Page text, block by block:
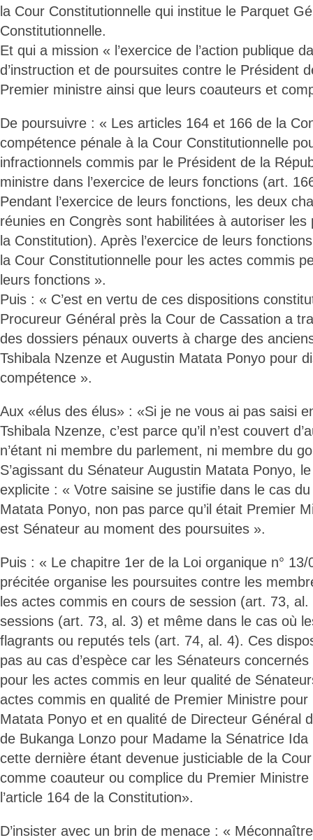
la Cour Constitutionnelle qui institue le Parquet
Constitutionnelle.
Et qui a mission « l’exercice de l’action publique
d’instruction et de poursuites contre le Président
Premier ministre ainsi que leurs coauteurs et
De poursuivre : « Les articles 164 et 166 de la
compétence pénale à la Cour Constitutionnelle
infractionnels commis par le Président de la
ministre dans l’exercice de leurs fonctions (art.
Pendant l’exercice de leurs fonctions, les deux
réunies en Congrès sont habilitées à autoriser
la Constitution). Après l’exercice de leurs
la Cour Constitutionnelle pour les actes commis
leurs fonctions ».
Puis : « C’est en vertu de ces dispositions
Procureur Général près la Cour de Cassation a
des dossiers pénaux ouverts à charge des
Tshibala Nzenze et Augustin Matata Ponyo pour
compétence ».
Aux «élus des élus» : «Si je ne vous ai pas saisi
Tshibala Nzenze, c’est parce qu’il n’est couvert
n’étant ni membre du parlement, ni membre du
S’agissant du Sénateur Augustin Matata Ponyo,
explicite : « Votre saisine se justifie dans le cas
Matata Ponyo, non pas parce qu’il était Premier
est Sénateur au moment des poursuites ».
Puis : « Le chapitre 1er de la Loi organique n°
précitée organise les poursuites contre les
les actes commis en cours de session (art. 73,
sessions (art. 73, al. 3) et même dans le cas où
flagrants ou reputés tels (art. 74, al. 4). Ces
pas au cas d’espèce car les Sénateurs
pour les actes commis en leur qualité de
actes commis en qualité de Premier Ministre pour
Matata Ponyo et en qualité de Directeur Général
de Bukanga Lonzo pour Madame la Sénatrice Ida
cette dernière étant devenue justiciable de la
comme coauteur ou complice du Premier
l’article 164 de la Constitution».
D’insister avec un brin de menace : «